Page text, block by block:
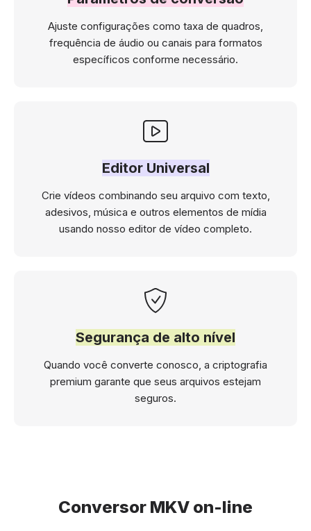
Ajuste configurações como taxa de quadros,
frequência de áudio ou canais para formatos
específicos conforme necessário.
Editor Universal
Crie vídeos combinando seu arquivo com texto,
adesivos, música e outros elementos de mídia
usando nosso editor de vídeo completo.
Segurança de alto nível
Quando você converte conosco, a criptografia
premium garante que seus arquivos estejam
seguros.
Conversor MKV on-line